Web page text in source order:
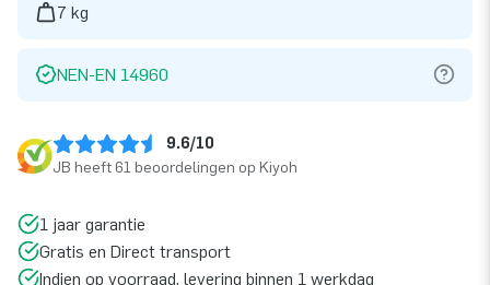
7 kg
NEN-EN 14960
9.6/10
JB heeft 61 beoordelingen op Kiyoh
1 jaar garantie
Gratis en Direct transport
Indien op voorraad, levering binnen 1 werkdag